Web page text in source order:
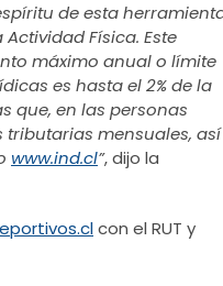
de esta
Física. Este
máximo anual o límite
es hasta el 2% de la
que, en las personas
tributarias mensuales, así
www.ind.cl”, dijo la
con el RUT y